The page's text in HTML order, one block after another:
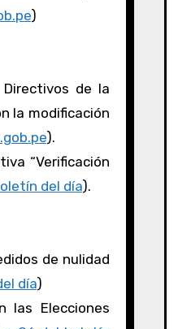
)
Directivos de la
la modificación
).
“Verificación
del día).
de nulidad
día)
las Elecciones